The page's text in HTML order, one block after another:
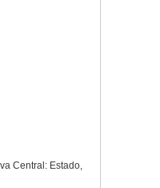
Central: Estado,